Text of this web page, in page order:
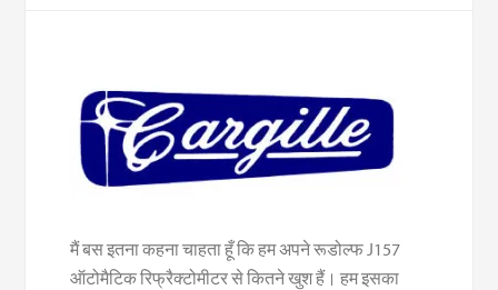
मैं बस इतना कहना चाहता हूँ कि हम अपने रूडोल्फ J157
ऑटोमैटिक रिफ्रैक्टोमीटर से कितने खुश हैं। हम इसका